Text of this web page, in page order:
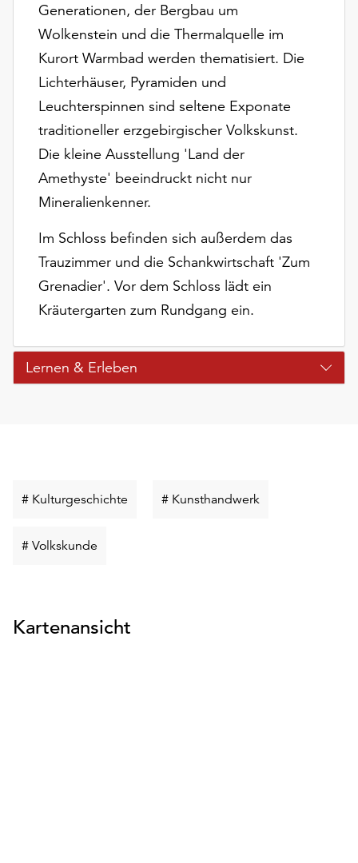
Schaltfläche
„Auswählen“.
Weitere
Informationen
finden
unserer
Datenschutzerklärung
oder
Impressum
Generationen, der Bergbau um
Wolkenstein und die Thermalquelle im
Kurort Warmbad werden thematisiert. Die
Lichterhäuser, Pyramiden und
Leuchterspinnen sind seltene Exponate
traditioneller erzgebirgischer Volkskunst.
Die kleine Ausstellung 'Land der
Amethyste' beeindruckt nicht nur
Mineralienkenner.
Im Schloss befinden sich außerdem das
Trauzimmer und die Schankwirtschaft 'Zum
Grenadier'. Vor dem Schloss lädt ein
Kräutergarten zum Rundgang ein.
Lernen & Erleben
# Kulturgeschichte Schlüsselwort
# KunsthandwerkSchlüsselwort
# Volkskunde
Kartenansicht